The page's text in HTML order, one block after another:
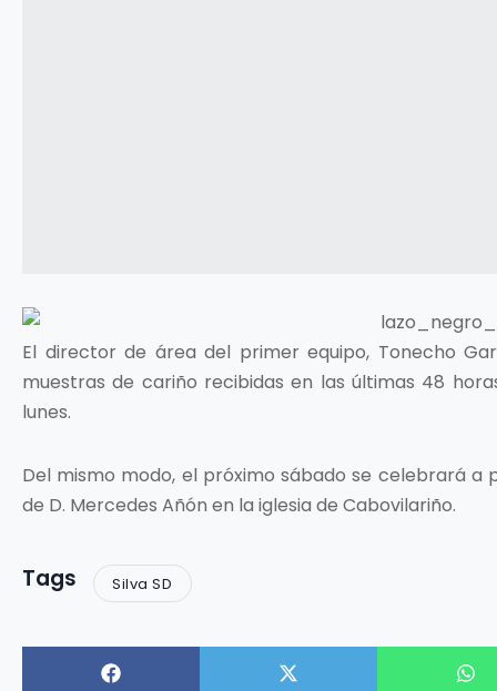
El director de área del primer equipo, Tonecho
muestras de cariño recibidas en las últimas 48
lunes.
Del mismo modo, el próximo sábado se celebrará a
de D. Mercedes Añón en la iglesia de Cabovilariño.
Tags Silva SD